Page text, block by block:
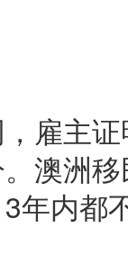
雇主
澳洲
年内都